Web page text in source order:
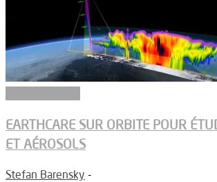
EARTHCARE SUR ORBITE POUR
ET AÉROSOLS
Stefan Barensky -